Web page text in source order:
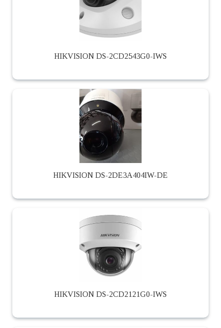
HIKVISION DS-2CD2543G0-IWS
HIKVISION DS-2DE3A404IW-DE
HIKVISION DS-2CD2121G0-IWS